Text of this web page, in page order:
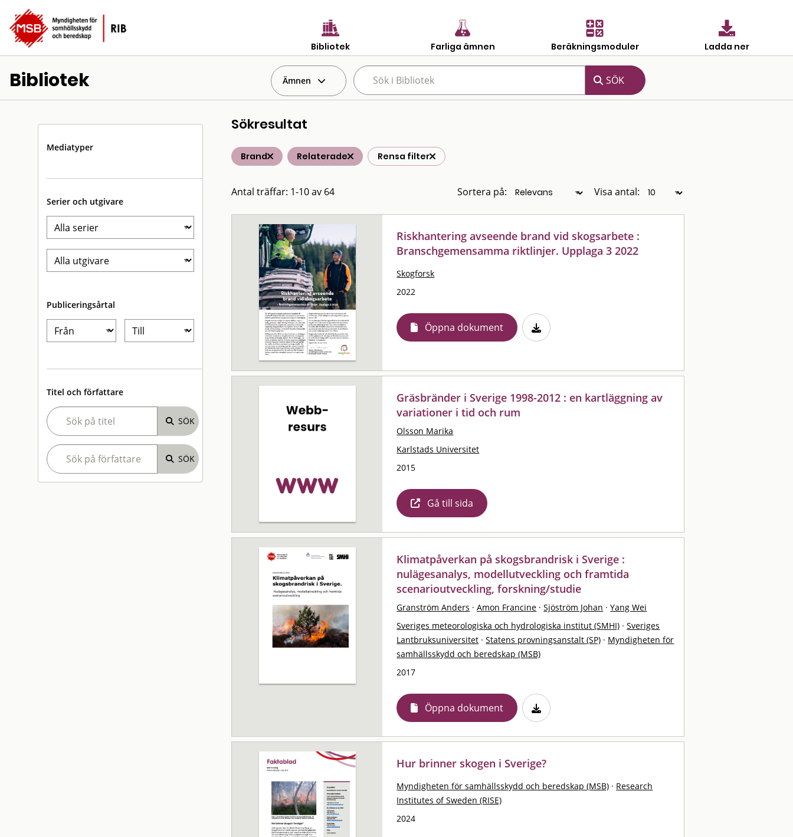
Bibliotek Farliga ämnen Beräkningsmoduler Ladda ner
Bibliotek Ämnen
Mediatyper
Serier och utgivare
Publiceringsårtal
Titel och författare
Sökresultat
Brand Relaterade Rensa filter
Antal träffar: 1-10 av 64 Sortera på: Visa antal:
Riskhantering avseende brand vid skogsarbete :
Branschgemensamma riktlinjer. Upplaga 3 2022
Skogforsk
2022
Öppna dokument
Gräsbränder i Sverige 1998-2012 : en kartläggning av
variationer i tid och rum
Olsson Marika
Karlstads Universitet
2015
Gå till sida
Klimatpåverkan på skogsbrandrisk i Sverige :
nulägesanalys, modellutveckling och framtida
scenarioutveckling, forskning/studie
Granström Anders · Amon Francine · Sjöström Johan · Yang Wei
Sveriges meteorologiska och hydrologiska institut (SMHI) · Sveriges
Lantbruksuniversitet · Statens provningsanstalt (SP) · Myndigheten för
samhällsskydd och beredskap (MSB)
2017
Öppna dokument
Hur brinner skogen i Sverige?
Myndigheten för samhällsskydd och beredskap (MSB) · Research
Institutes of Sweden (RISE)
2024